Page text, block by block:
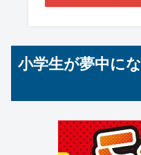
小学生が夢中に